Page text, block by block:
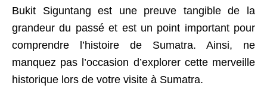
Bukit Siguntang est une preuve tangible de la
grandeur du passé et est un point important pour
comprendre l’histoire de Sumatra. Ainsi, ne
manquez pas l’occasion d’explorer cette merveille
historique lors de votre visite à Sumatra.